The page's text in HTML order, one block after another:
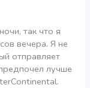
так что я
вечера. Я не
отправляет
лучше